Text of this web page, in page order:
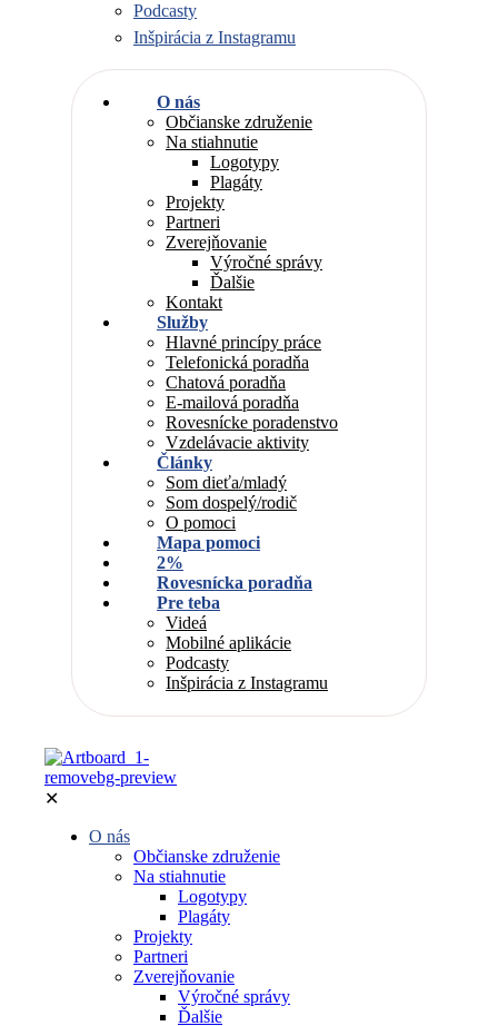
Podcasty
Inšpirácia z Instagramu
O nás
Občianske združenie
Na stiahnutie
Logotypy
Plagáty
Projekty
Partneri
Zverejňovanie
Výročné správy
Ďalšie
Kontakt
Služby
Hlavné princípy práce
Telefonická poradňa
Chatová poradňa
E-mailová poradňa
Rovesnícke poradenstvo
Vzdelávacie aktivity
Články
Som dieťa/mladý
Som dospelý/rodič
O pomoci
Mapa pomoci
2%
Rovesnícka poradňa
Pre teba
Videá
Mobilné aplikácie
Podcasty
Inšpirácia z Instagramu
✕
O nás
Občianske združenie
Na stiahnutie
Logotypy
Plagáty
Projekty
Partneri
Zverejňovanie
Výročné správy
Ďalšie